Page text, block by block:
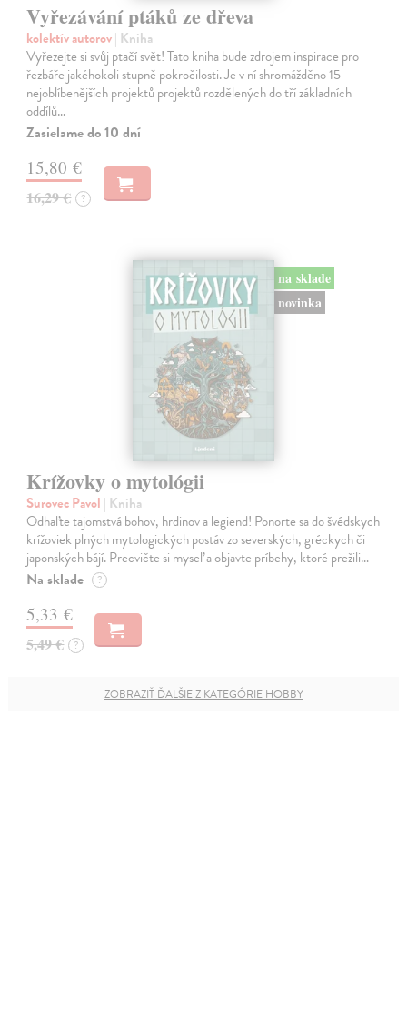
Vyřezávání ptáků ze dřeva
kolektív autorov| Kniha
Vyřezejte si svůj ptačí svět! Tato kniha bude zdrojem inspirace pro
řezbáře jakéhokoli stupně pokročilosti. Je v ní shromážděno 15
nejoblíbenějších projektů projektů rozdělených do tří základních
oddílů…
Zasielame do 10 dní
15,80 €
16,29 € ?
na sklade
novinka
Krížovky o mytológii
Surovec Pavol | Kniha
Odhaľte tajomstvá bohov, hrdinov a legiend! Ponorte sa do švédskych
krížoviek plných mytologických postáv zo severských, gréckych či
japonských bájí. Precvičte si myseľ a objavte príbehy, ktoré prežili…
Na sklade ?
5,33 €
5,49 € ?
ZOBRAZIŤ ĎALŠIE Z KATEGÓRIE HOBBY